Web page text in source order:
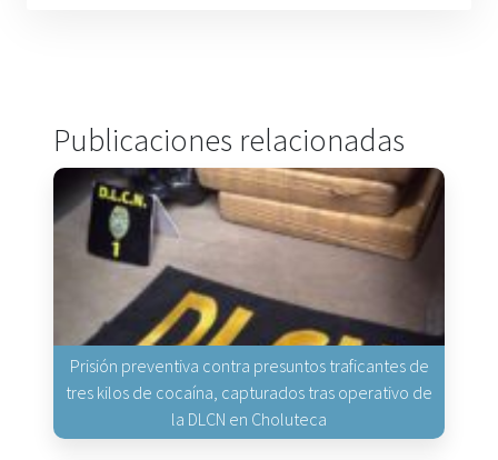
Publicaciones relacionadas
Prisión preventiva contra presuntos traficantes de
tres kilos de cocaína, capturados tras operativo de
la DLCN en Choluteca